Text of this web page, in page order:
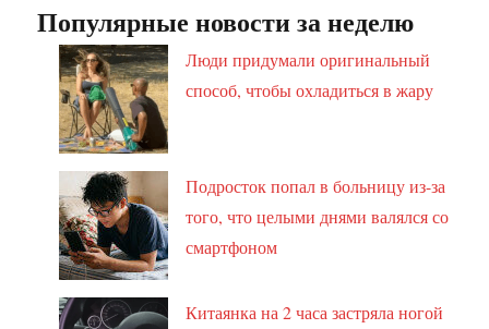
Популярные новости за неделю
Люди придумали оригинальный
способ, чтобы охладиться в жару
Подросток попал в больницу из-за
того, что целыми днями валялся со
смартфоном
Китаянка на 2 часа застряла ногой